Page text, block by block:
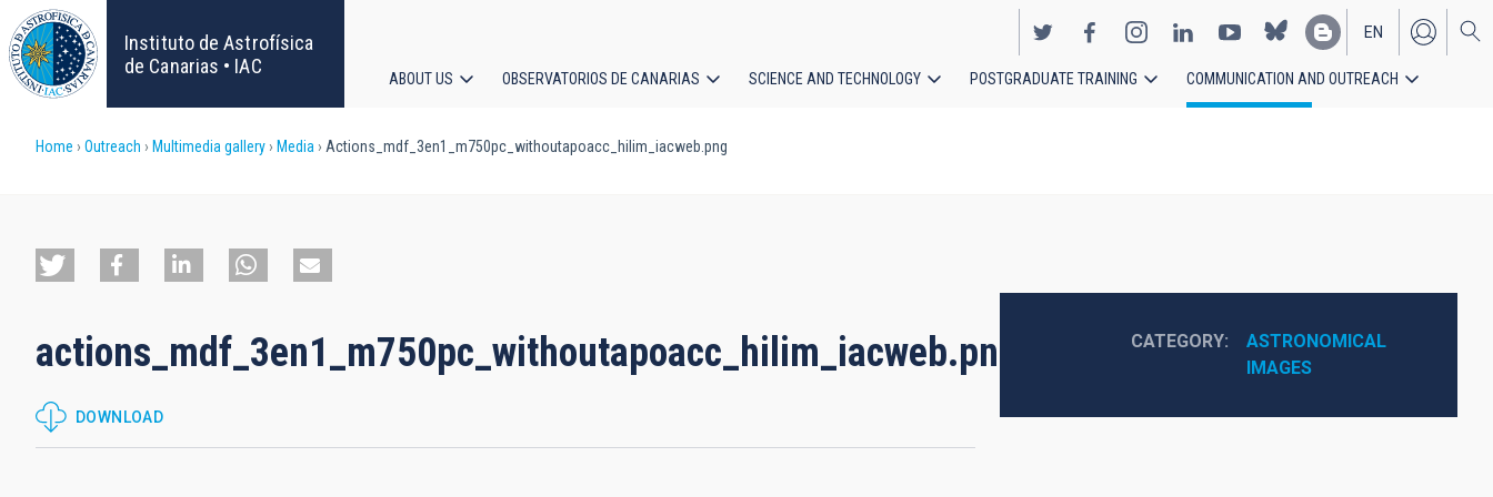
Skip
to
main
content
Instituto de Astrofísica
de Canarias • IAC
EN
ES
navigation
ABOUT US OBSERVATORIOS DE CANARIAS SCIENCE AND TECHNOLOGY POSTGRADUATE TRAINING COMMUNICATION AND OUTREACH
Breadcrumb
Home Outreach Multimedia gallery Media Actions_mdf_3en1_m750pc_withoutapoacc_hilim_iacweb.png
actions_mdf_3en1_m750pc_withoutapoacc_hilim_iacweb.png
DOWNLOAD
CATEGORY
ASTRONOMICAL
IMAGES